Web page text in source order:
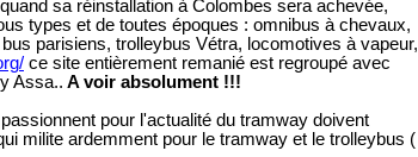
sa réinstallation à Colombes sera achevée,
types et de toutes époques : omnibus à chevaux,
parisiens, trolleybus Vétra, locomotives à vapeur,
ce site entièrement remanié est regroupé avec
Assa.. A voir absolument !!!
pour l'actualité du tramway doivent
milite ardemment pour le tramway et le trolleybus (